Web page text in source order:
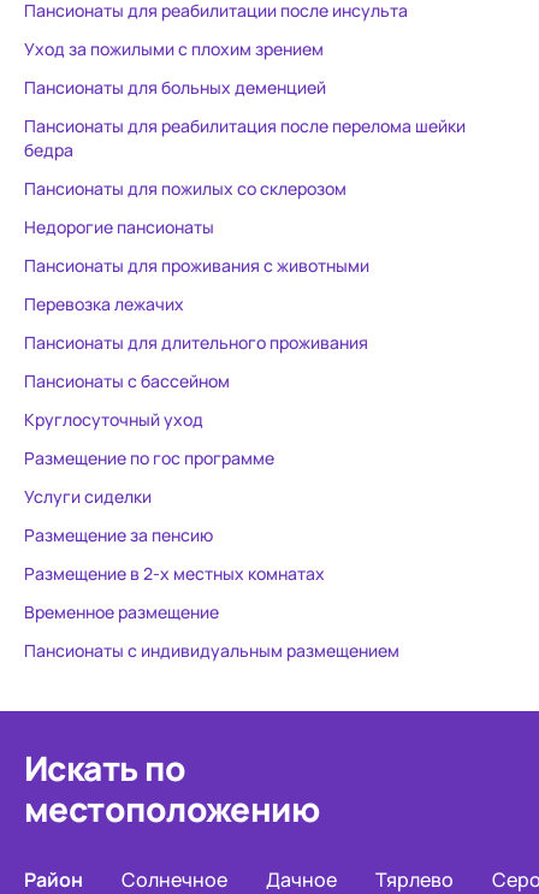
Пансионаты для реабилитации после инсульта
Уход за пожилыми с плохим зрением
Пансионаты для больных деменцией
Пансионаты для реабилитация после перелома шейки
бедра
Пансионаты для пожилых со склерозом
Недорогие пансионаты
Пансионаты для проживания с животными
Перевозка лежачих
Пансионаты для длительного проживания
Пансионаты с бассейном
Круглосуточный уход
Размещение по гос программе
Услуги сиделки
Размещение за пенсию
Размещение в 2-х местных комнатах
Временное размещение
Пансионаты с индивидуальным размещением
Искать по
местоположению
Район Солнечное Дачное Тярлево